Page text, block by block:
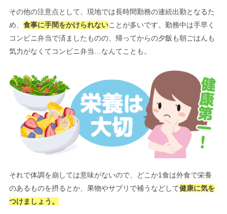
その他の注意点として、現地では長時間勤務の連続出勤となるた
め、 食事に手間をかけられないことが多いです。勤務中は手早く
コンビニ弁当で済ましたものの、帰ってからの夕飯も朝ごはんも
気力がなくてコンビニ弁当…なんてことも。
それで体調を崩しては意味がないので、どこか1食は外食で栄養
のあるものを摂るとか、果物やサプリで補うなどして健康に気を
つけましょう。